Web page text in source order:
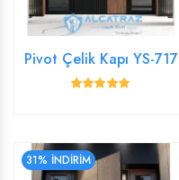
Pivot Çelik Kapı YS-717
31% İNDİRİM